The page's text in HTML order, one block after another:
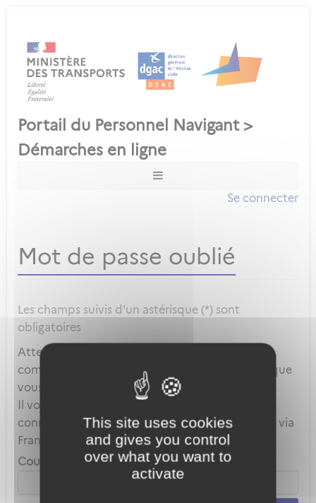
This site uses cookies
and gives you control
over what you want to
activate
Se connecter
Mot de passe oublié
Les champs suivis d'un astérisque (*) sont
obligatoires
Attention, ce mot de passe est celui de votre
compte local et en aucun cas celui du compte que
vous utilisez au travers de FranceConnect.
Il vous servira uniquement lorsque vous vous
connecterez avec votre adresse mail plutôt que via
FranceConnect.
Courriel *